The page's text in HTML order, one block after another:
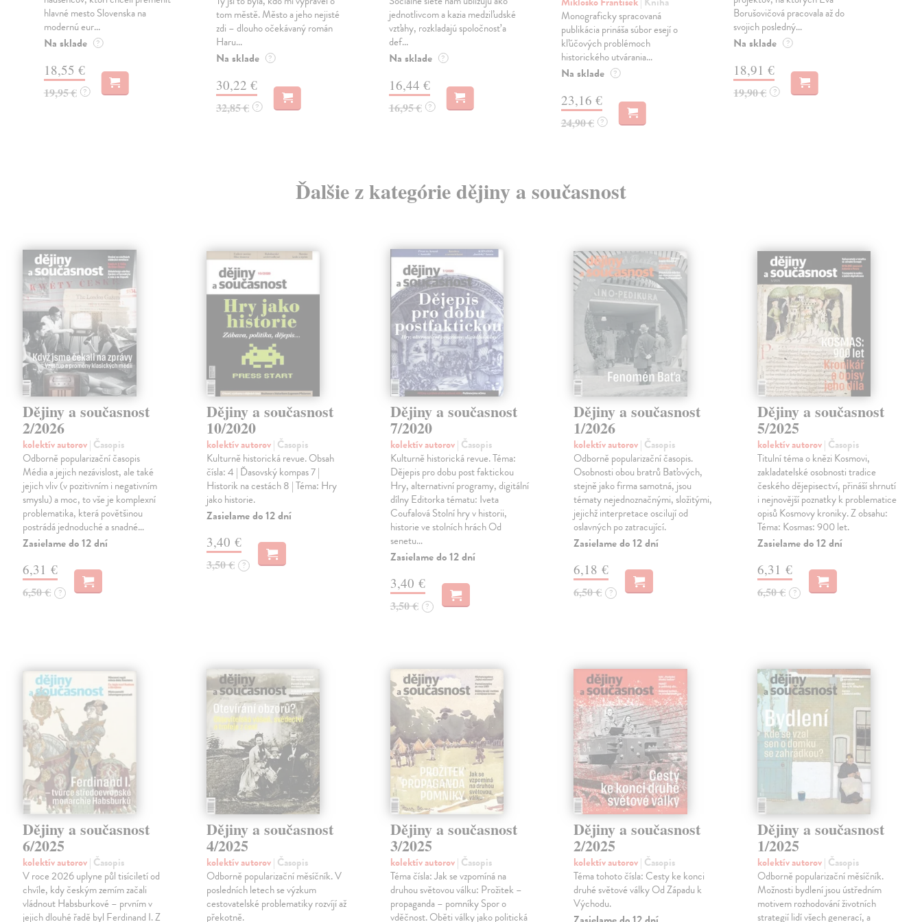
hlavné mesto Slovenska na
modernú eur...
Na sklade ?
18,55 €
19,95 € ?
tom městě. Město a jeho nejisté
zdi – dlouho očekávaný román
Haru...
Na sklade ?
30,22 €
32,85 € ?
jednotlivcom a kazia medziľudské
vzťahy, rozkladajú spoločnosť a
def...
Na sklade ?
16,44 €
16,95 € ?
Monograficky spracovaná
publikácia prináša súbor esejí o
kľúčových problémoch
historického utvárania...
Na sklade ?
23,16 €
24,90 € ?
Borušovičová pracovala až do
svojich posledný...
Na sklade ?
18,91 €
19,90 € ?
Ďalšie z kategórie dějiny a současnost
Dějiny a současnost
2/2026
kolektív autorov| Časopis
Odborně popularizační časopis
Média a jejich nezávislost, ale také
jejich vliv (v pozitivním i negativním
smyslu) a moc, to vše je komplexní
problematika, která povětšinou
postrádá jednoduché a snadné…
Zasielame do 12 dní
6,31 €
6,50 € ?
Dějiny a současnost
10/2020
kolektív autorov| Časopis
Kulturně historická revue. Obsah
čísla: 4 | Ďasovský kompas 7 |
Historik na cestách 8 | Téma: Hry
jako historie.
Zasielame do 12 dní
3,40 €
3,50 € ?
Dějiny a současnost
7/2020
kolektív autorov| Časopis
Kulturně historická revue. Téma:
Dějepis pro dobu post faktickou
Hry, alternativní programy, digitální
dílny Editorka tématu: Iveta
Coufalová Stolní hry v historii,
historie ve stolních hrách Od
senetu…
Zasielame do 12 dní
3,40 €
3,50 € ?
Dějiny a současnost
1/2026
kolektív autorov| Časopis
Odborně popularizační časopis.
Osobnosti obou bratrů Baťových,
stejně jako firma samotná, jsou
tématy nejednoznačnými, složitými,
jejichž interpretace oscilují od
oslavných po zatracující.
Zasielame do 12 dní
6,18 €
6,50 € ?
Dějiny a současnost
5/2025
kolektív autorov| Časopis
Titulní téma o knězi Kosmovi,
zakladatelské osobnosti tradice
českého dějepisectví, přináší shrnutí
i nejnovější poznatky k problematice
opisů Kosmovy kroniky. Z obsahu:
Téma: Kosmas: 900 let.
Zasielame do 12 dní
6,31 €
6,50 € ?
Dějiny a současnost
6/2025
kolektív autorov| Časopis
V roce 2026 uplyne půl tisíciletí od
chvíle, kdy českým zemím začali
vládnout Habsburkové – prvním v
jejich dlouhé řadě byl Ferdinand I. Z
Dějiny a současnost
4/2025
kolektív autorov| Časopis
Odborně popularizační měsíčník. V
posledních letech se výzkum
cestovatelské problematiky rozvíjí až
překotně.
Dějiny a současnost
3/2025
kolektív autorov| Časopis
Téma čísla: Jak se vzpomíná na
druhou světovou válku: Prožitek –
propaganda – pomníky Spor o
vděčnost. Oběti války jako politická
Dějiny a současnost
2/2025
kolektív autorov| Časopis
Téma tohoto čísla: Cesty ke konci
druhé světové války Od Západu k
Východu.
Dějiny a současnost
1/2025
kolektív autorov| Časopis
Odborně popularizační měsíčník.
Možnosti bydlení jsou ústředním
motivem rozhodování životních
strategií lidí všech generací, a